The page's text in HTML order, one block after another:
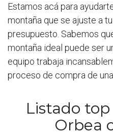
Estamos acá para
montaña que se ajuste a
presupuesto. Sabemos
montaña ideal puede ser
equipo trabaja
proceso de compra de
Listado
Orbea